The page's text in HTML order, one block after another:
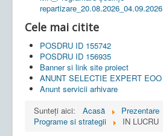
repartizare_20.08.2026_04.09.2026
Cele mai citite
POSDRU ID 155742
POSDRU ID 156935
Banner si link site proiect
ANUNT SELECTIE EXPERT EOO
Anunt servicii arhivare
Sunteți aici:
Acasă
Prezentare
Programe si strategii
IN LUCRU